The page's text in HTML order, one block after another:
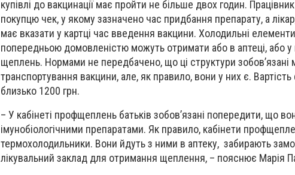
купівлі до вакцинації має пройти не більше двох годин.
покупцю чек, у якому зазначено час придбання препарату, а
має вказати у картці час введення вакцини. Холодильні
попередньою домовленістю можуть отримати або в аптеці, або у
щеплень. Нормами не передбачено, що ці структури зобов’язані
транспортування вакцини, але, як правило, вони у них є.
близько 1200 грн.
– У кабінеті профщеплень батьків зобов’язані попередити, що
імунобіологічними препаратами. Як правило, кабінети
термохолодильники. Вони йдуть з ними в аптеку, забирають
лікувальний заклад для отримання щеплення, – пояснює Марія